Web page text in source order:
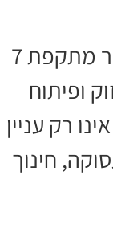
גם חבל תקומה והנגב המערבי נמצאים באותה נקודת רגישות. לאחר מתקפת 7
ופיתוח
אינו רק עניין
חינוך